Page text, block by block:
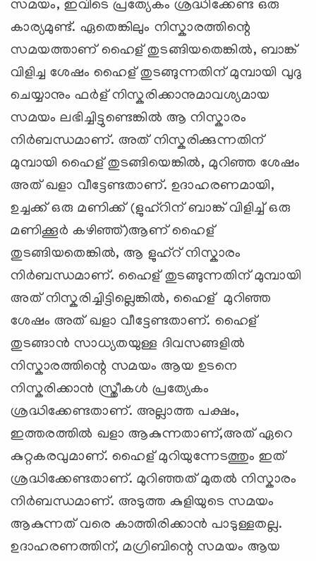
സമയം, ഇവിടെ പ്രത്യേകം ശ്രദ്ധിക്കേണ്ട ഒരു
കാര്യമുണ്ട്. ഏതെങ്കിലും നിസ്കാരത്തിന്റെ
സമയത്താണ് ഹൈള് തുടങ്ങിയതെങ്കില്‍, ബാങ്ക്
വിളിച്ച ശേഷം ഹൈള് തുടങ്ങുന്നതിന് മുമ്പായി വുദു
ചെയ്യാനും ഫര്‍ള് നിസ്കരിക്കാനുമാവശ്യമായ
സമയം ലഭിച്ചിട്ടുണ്ടെങ്കില്‍ ആ നിസ്കാരം
നിര്‍ബന്ധമാണ്. അത് നിസ്കരിക്കുന്നതിന്
മുമ്പായി ഹൈള് തുടങ്ങിയെങ്കില്‍, മുറിഞ്ഞ ശേഷം
അത് ഖളാ വീട്ടേണ്ടതാണ്. ഉദാഹരണമായി,
ഉച്ചക്ക് ഒരു മണിക്ക് (ളുഹ്റിന് ബാങ്ക് വിളിച്ച് ഒരു
മണിക്കൂര്‍ കഴിഞ്ഞ്)ആണ് ഹൈള്
തുടങ്ങിയതെങ്കില്‍, ആ ളുഹ്റ് നിസ്കാരം
നിര്‍ബന്ധമാണ്. ഹൈള് തുടങ്ങുന്നതിന് മുമ്പായി
അത് നിസ്കരിച്ചിട്ടില്ലെങ്കില്‍, ഹൈള് മുറിഞ്ഞ
ശേഷം അത് ഖളാ വീട്ടേണ്ടതാണ്. ഹൈള്
തുടങ്ങാന്‍ സാധ്യതയുള്ള ദിവസങ്ങളില്‍
നിസ്കാരത്തിന്റെ സമയം ആയ ഉടനെ
നിസ്കരിക്കാന്‍ സ്ത്രീകള്‍ പ്രത്യേകം
ശ്രദ്ധിക്കേണ്ടതാണ്. അല്ലാത്ത പക്ഷം,
ഇത്തരത്തില്‍ ഖളാ ആകുന്നതാണ്,അത് ഏറെ
കുറ്റകരവുമാണ്. ഹൈള് മുറിയുന്നേടത്തും ഇത്
ശ്രദ്ധിക്കേണ്ടതാണ്. മുറിഞ്ഞത് മുതല്‍ നിസ്കാരം
നിര്‍ബന്ധമാണ്. അടുത്ത കുളിയുടെ സമയം
ആകുന്നത് വരെ കാത്തിരിക്കാന്‍ പാടുള്ളതല്ല.
ഉദാഹരണത്തിന്, മഗ്രിബിന്റെ സമയം ആയ